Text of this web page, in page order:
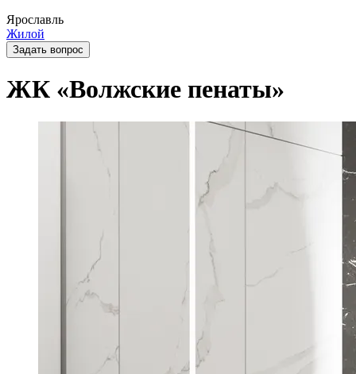
Ярославль
Жилой
Задать вопрос
ЖК «Волжские пенаты»